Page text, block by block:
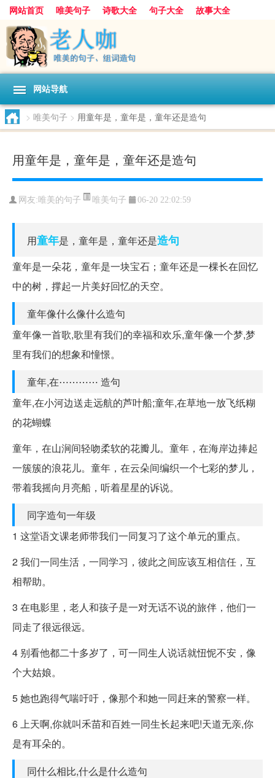
网站首页 唯美句子 诗歌大全 句子大全
故事大全
人生感悟
其他美文 美文欣赏
感人故事
句子分类
网站导航
> 唯美句子 > 用童年是，童年是，童年还是造句
用童年是，童年是，童年还是造句
网友: 唯美的句子 唯美句子 06-20 22:02:59
用童年是，童年是，童年还是造句
童年是一朵花，童年是一块宝石；童年还是一棵长在回忆
中的树，撑起一片美好回忆的天空。
童年像什么像什么造句
童年像一首歌,歌里有我们的幸福和欢乐,童年像一个梦,梦
里有我们的想象和憧憬。
童年,在⋯⋯⋯⋯ 造句
童年,在小河边送走远航的芦叶船;童年,在草地一放飞纸糊
的花蝴蝶
童年，在山涧间轻吻柔软的花瓣儿。童年，在海岸边捧起
一簇簇的浪花儿。童年，在云朵间编织一个七彩的梦儿，
带着我摇向月亮船，听着星星的诉说。
同字造句一年级
1 这堂语文课老师带我们一同复习了这个单元的重点。
2 我们一同生活，一同学习，彼此之间应该互相信任，互
相帮助。
3 在电影里，老人和孩子是一对无话不说的旅伴，他们一
同走了很远很远。
4 别看他都二十多岁了，可一同生人说话就忸怩不安，像
个大姑娘。
5 她也跑得气喘吁吁，像那个和她一同赶来的警察一样。
6 上天啊,你就叫禾苗和百姓一同生长起来吧!天道无亲,你
是有耳朵的。
同什么相比,什么是什么造句